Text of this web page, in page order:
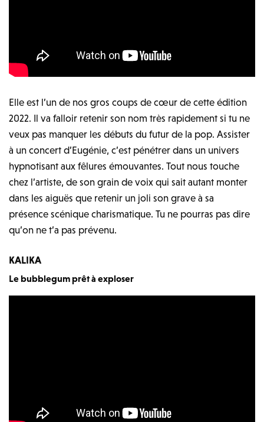
Elle est l’un de nos gros coups de cœur de cette édition
2022. Il va falloir retenir son nom très rapidement si tu ne
veux pas manquer les débuts du futur de la pop. Assister
à un concert d’Eugénie, c’est pénétrer dans un univers
hypnotisant aux fêlures émouvantes. Tout nous touche
chez l’artiste, de son grain de voix qui sait autant monter
dans les aiguës que retenir un joli son grave à sa
présence scénique charismatique. Tu ne pourras pas dire
qu’on ne t’a pas prévenu.
KALIKA
Le bubblegum prêt à exploser